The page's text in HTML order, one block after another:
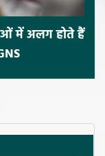
में अलग होते हैं